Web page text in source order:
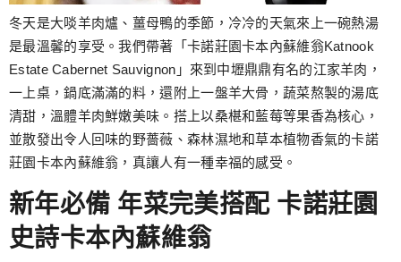
冬天是大啖羊肉爐、薑母鴨的季節，冷冷的天氣來上一碗熱湯
是最溫馨的享受。我們帶著「卡諾莊園卡本內蘇維翁Katnook
Estate Cabernet Sauvignon」來到中壢鼎鼎有名的江家羊肉，
一上桌，鍋底滿滿的料，還附上一盤羊大骨，蔬菜熬製的湯底
清甜，溫體羊肉鮮嫩美味。搭上以桑椹和藍莓等果香為核心，
並散發出令人回味的野薔薇、森林濕地和草本植物香氣的卡諾
莊園卡本內蘇維翁，真讓人有一種幸福的感受。
新年必備 年菜完美搭配 卡諾莊園
史詩卡本內蘇維翁